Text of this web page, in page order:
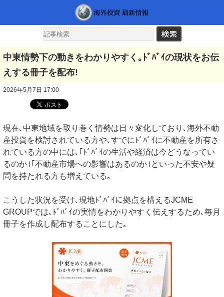
中東情勢下の動きをわかりやすく｡ﾄﾞﾊﾞｲの現状をお伝
えする冊子を配布!
2026年5月7日 17:00
現在､中東地域を取り巻く情勢は日々変化しており､海外不動
産投資を検討されている方や､すでにﾄﾞﾊﾞｲに不動産を所有さ
れている方の中には､｢ﾄﾞﾊﾞｲの生活や経済は今どうなってい
るのか｣｢不動産市場への影響はあるのか｣といった不安や疑
問を持たれる方も増えている｡
こうした状況を受け､現地ﾄﾞﾊﾞｲに拠点を構えるJCME
GROUPでは､ﾄﾞﾊﾞｲの実情をわかりやすく伝えするため､毎月
冊子を作成し配布することにした｡